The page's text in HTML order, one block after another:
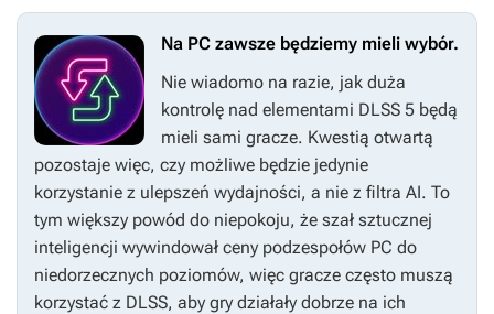
Na PC zawsze będziemy mieli wybór.
Nie wiadomo na razie, jak duża
kontrolę nad elementami DLSS 5 będą
mieli sami gracze. Kwestią otwartą
pozostaje więc, czy możliwe będzie jedynie
korzystanie z ulepszeń wydajności, a nie z filtra AI. To
tym większy powód do niepokoju, że szał sztucznej
inteligencji wywindował ceny podzespołów PC do
niedorzecznych poziomów, więc gracze często muszą
korzystać z DLSS, aby gry działały dobrze na ich